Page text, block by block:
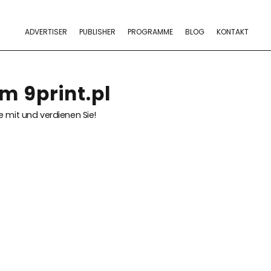
ADVERTISER PUBLISHER PROGRAMME BLOG KONTAKT
9print.pl
mit und verdienen Sie!